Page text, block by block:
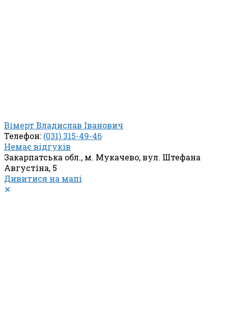
Вімерт Владислав Іванович
Телефон: (031) 315-49-46
Немає відгуків
Закарпатська обл., м. Мукачево, вул. Штефана
Августіна, 5
Дивитися на мапі
✕